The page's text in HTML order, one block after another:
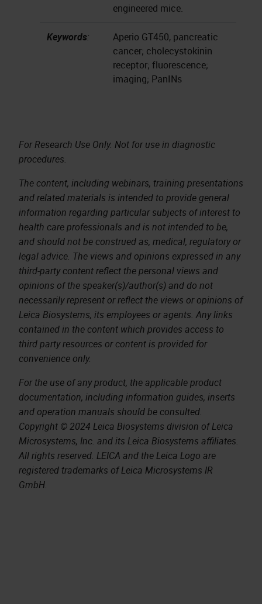
engineered mice.
Keywords:
Aperio GT450, pancreatic
cancer; cholecystokinin
receptor; fluorescence;
imaging; PanINs
For Research Use Only. Not for use in diagnostic
procedures.
The content, including webinars, training presentations
and related materials is intended to provide general
information regarding particular subjects of interest to
health care professionals and is not intended to be,
and should not be construed as, medical, regulatory or
legal advice. The views and opinions expressed in any
third-party content reflect the personal views and
opinions of the speaker(s)/author(s) and do not
necessarily represent or reflect the views or opinions of
Leica Biosystems, its employees or agents. Any links
contained in the content which provides access to
third party resources or content is provided for
convenience only.
For the use of any product, the applicable product
documentation, including information guides, inserts
and operation manuals should be consulted.
Copyright © 2024 Leica Biosystems division of Leica
Microsystems, Inc. and its Leica Biosystems affiliates.
All rights reserved. LEICA and the Leica Logo are
registered trademarks of Leica Microsystems IR
GmbH.